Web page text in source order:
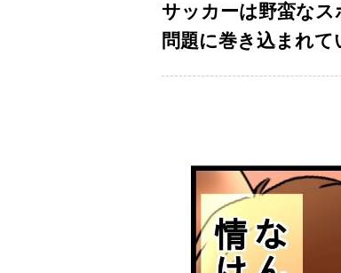
サッカーは野蛮な
問題に巻き込まれて